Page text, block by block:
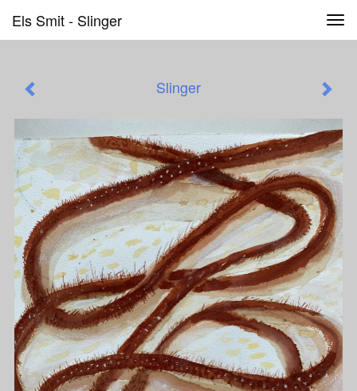
Els Smit - Slinger
Slinger